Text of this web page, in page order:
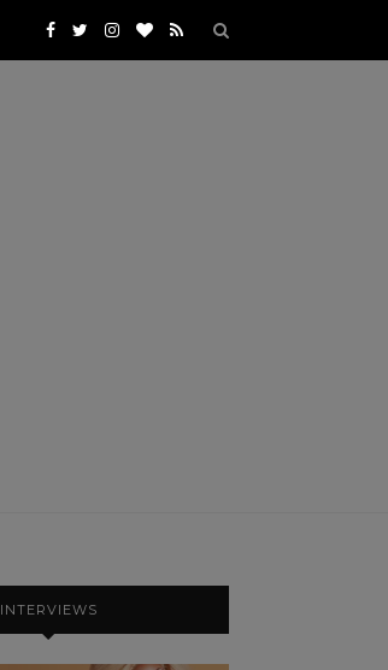
INTERVIEWS